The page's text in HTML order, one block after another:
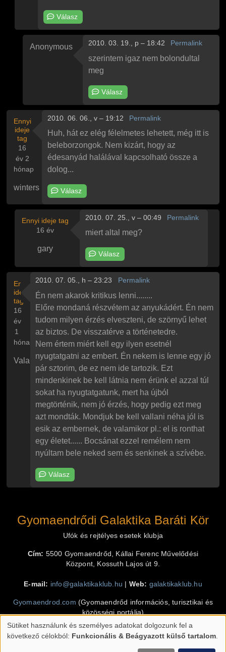
Válasz
Anonymous
Válaszüzenetére
2010. 03. 19., p – 18:42 Permalink
szerintem igaz nem bolondultal
meg
Válasz
Ennyi
ideje
tag
16
év 2
hónap
winters
2010. 06. 06., v – 19:12 Permalink
Huh, hát ez elég félelmetes lehetett, még itt is
beleborzongok. Nem kizárt, hogy az
édesanyád halálával kapcsolható össze a
dolog...
Válasz
Ennyi ideje tag
16 év
gary
Huh, hát ez elég félelmetes
2010. 07. 25., v – 00:49 Permalink
miert altal meg?
Válasz
Ennyi
ideje
tag
16
év
1
hónap
Valaki
2010. 07. 05., h – 23:23 Permalink
Én nem akarok kritikus lenni........
Előre mondaná részvétem az anyukádért. Én nem
tudom milyen érzés elveszteni, de szörnyű lehet
az biztos. De visszatérve a történetedre.
Nem értem miért kell egy ilyen esetnél
nyugtatgatni az embert. Én nekem is lenne egy jó
pár sztorim, de ez nem ide tartozik. Ezt
mindenkinek be kell látnia nem érünk el azzal túl
sokat ha nyugtatgatunk, mert ha újból
megtörténik, nem jó érzés, hogy pedig ezt meg
azt mondták. Mondjuk be kell vallani néha jól is
esik az embernek, de valamikor pl.: el is ronthat
egy életet...... Bocsánat ezzel remélem nem
nyúltam bele neked sem és senkinek a szívébe.
Válasz
Gyomaendrődi Galaktika Baráti Kör
Ufók és rejtélyes esetek klubja
Cím: 5500 Gyomaendrőd, Kállai Ferenc Művelődési
Központ, Kossuth Lajos út 9.
E-mail: info@galaktikaklub.hu Web: galaktikaklub.hu
Gyomaendrod.com (Gyomaendrőd információs, turisztikai és
közösségi portálja)
(programozás, design, grafika)
Személyes
Sütiket használunk és személyes adatokat dolgozunk fel a
következő célokból: Funkcionális & Beágyazott külső tartalom